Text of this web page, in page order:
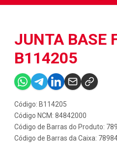
JUNTA BASE
B114205
Código: B114205
Código NCM: 84842000
Código de Barras do Produto:
Código de Barras da Caixa: